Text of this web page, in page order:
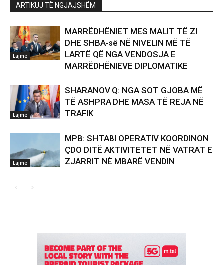
ARTIKUJ TË NGJAJSHËM
Lajme
MARRËDHËNIET MES MALIT TË ZI
DHE SHBA-së NË NIVELIN MË TË
LARTË QË NGA VENDOSJA E
MARRËDHËNIEVE DIPLOMATIKE
Lajme
SHARANOVIQ: NGA SOT GJOBA MË
TË ASHPRA DHE MASA TË REJA NË
TRAFIK
Lajme
MPB: SHTABI OPERATIV KOORDINON
ÇDO DITË AKTIVITETET NË VATRAT E
ZJARRIT NË MBARË VENDIN